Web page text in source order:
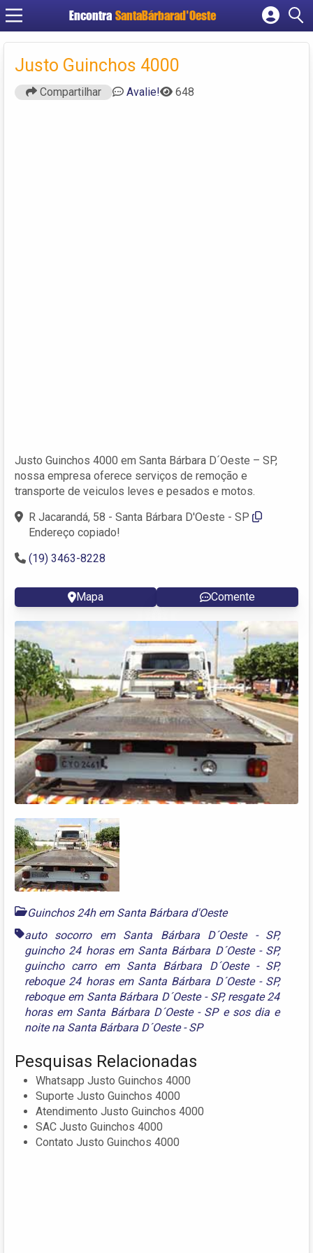
Encontra SantaBárbarad'Oeste
Cadastrar empresa
Criar conta
Justo Guinchos 4000
Compartilhar Avalie! 648
Justo Guinchos 4000 em Santa Bárbara D´Oeste – SP,
nossa empresa oferece serviços de remoção e
transporte de veiculos leves e pesados e motos.
R Jacarandá, 58 - Santa Bárbara D'Oeste - SP
Endereço copiado!
(19) 3463-8228
Mapa Comente
Guinchos 24h em Santa Bárbara d'Oeste
auto socorro em Santa Bárbara D´Oeste - SP,
guincho 24 horas em Santa Bárbara D´Oeste - SP,
guincho carro em Santa Bárbara D´Oeste - SP,
reboque 24 horas em Santa Bárbara D´Oeste - SP,
reboque em Santa Bárbara D´Oeste - SP, resgate 24
horas em Santa Bárbara D´Oeste - SPe sos dia e
noite na Santa Bárbara D´Oeste - SP
Pesquisas Relacionadas
Whatsapp Justo Guinchos 4000
Suporte Justo Guinchos 4000
Atendimento Justo Guinchos 4000
SAC Justo Guinchos 4000
Contato Justo Guinchos 4000